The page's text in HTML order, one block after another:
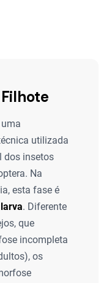
utilizada
dos insetos
Na
esta fase é
larva. Diferente
que
incompleta
os